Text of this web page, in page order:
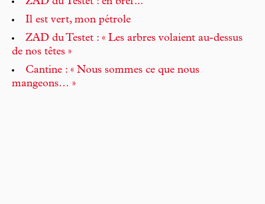
Il est vert, mon pétrole
ZAD du Testet : « Les arbres volaient au-dessus
de nos têtes »
Cantine : « Nous sommes ce que nous
mangeons… »